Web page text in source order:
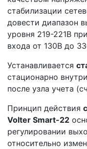
стабилизации
довести диапазон
уровня 219-221В
входа от 130В до
Устанавливается
стационарно
после узла учета
Принцип действия
Volter Smart-22
регулировании
относительно